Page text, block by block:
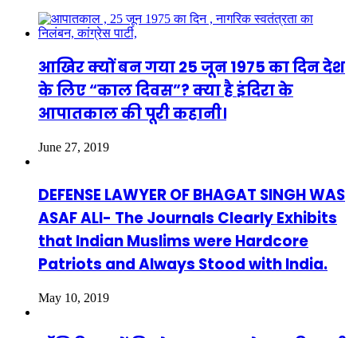
आखिर क्यों बन गया 25 जून 1975 का दिन देश
के लिए “काल दिवस”? क्या है इंदिरा के
आपातकाल की पूरी कहानी।
June 27, 2019
DEFENSE LAWYER OF BHAGAT SINGH WAS
ASAF ALI- The Journals Clearly Exhibits
that Indian Muslims were Hardcore
Patriots and Always Stood with India.
May 10, 2019